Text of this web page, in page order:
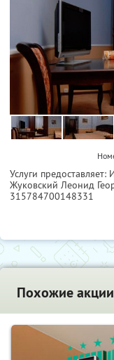
Услуги
Жуковский Леонид
315784700148331
Похожие